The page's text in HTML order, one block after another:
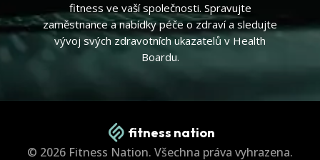
fitness ve vaší společnosti. Spravujte
zaměstnance a nabídky péče o zdraví a sledujte
vývoj svých zdravotních ukazatelů v Health
Boardu.
fitness nation
© 2026 Fitness Nation. Všechna práva vyhrazena.